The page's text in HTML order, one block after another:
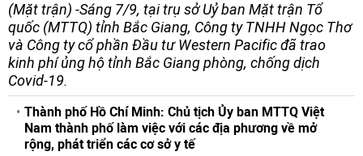
(Mặt trận) -Sáng 7/9, tại trụ sở Uỷ ban Mặt trận Tổ
quốc (MTTQ) tỉnh Bắc Giang, Công ty TNHH Ngọc Thơ
và Công ty cổ phần Đầu tư Western Pacific đã trao
kinh phí ủng hộ tỉnh Bắc Giang phòng, chống dịch
Covid-19.
Thành phố Hồ Chí Minh: Chủ tịch Ủy ban MTTQ Việt
Nam thành phố làm việc với các địa phương về mở
rộng, phát triển các cơ sở y tế